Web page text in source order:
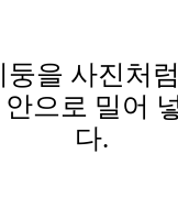
을 사진처
으로 밀어
다.